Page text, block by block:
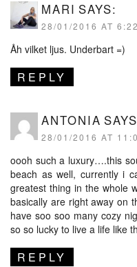
MARI SAYS:
28/01/2016 AT
Åh vilket ljus. Underbart =)
REPLY
ANTONIA
28/01/2016 AT
oooh such a luxury….this
beach as well, currently i
greatest thing in the whole
basically are right away on
have soo soo many cozy
so so lucky to live a life like
REPLY